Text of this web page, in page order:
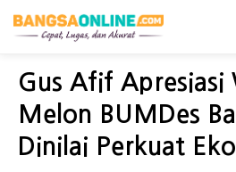
Home Jawa Timur
Gus Afif Apresiasi
Melon BUMDes
Dinilai Perkuat